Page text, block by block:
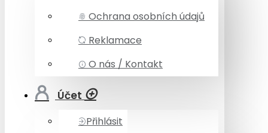
Ochrana osobních údajů
Reklamace
O nás / Kontakt
Účet
Přihlásit